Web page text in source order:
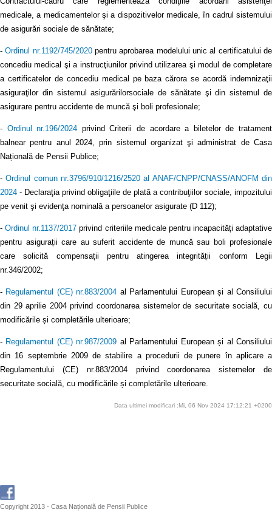
medicale, a medicamentelor şi a dispozitivelor medicale, în cadrul sistemului
de asigurări sociale de sănătate;
-Ordinul nr.1192/745/2020pentru aprobarea modelului unic al certificatului de
concediu medical şi a instrucţiunilor privind utilizarea şi modul de completare
a certificatelor de concediu medical pe baza cărora se acordă indemnizaţii
asiguraţilor din sistemul asigurărilorsociale de sănătate şi din sistemul de
asigurare pentru accidente de muncă şi boli profesionale;
- Ordinul nr.196/2024 privind Criterii de acordare a biletelor de tratament
balnear pentru anul 2024, prin sistemul organizat şi administrat de Casa
Națională de Pensii Publice;
-Ordinul comun nr.3796/910/1216/2520 al ANAF/CNPP/CNASS/ANOFM din
2024 - Declaraţia privind obligaţiile de plată a contribuţiilor sociale, impozitului
pe venit şi evidenţa nominală a persoanelor asigurate (D 112);
-Ordinul nr.1137/2017 privind criteriile medicale pentru incapacități adaptative
pentru asigurații care au suferit accidente de muncă sau boli profesionale
care solicită compensații pentru atingerea integrității conform Legii
nr.346/2002;
- Regulamentul (CE) nr.883/2004 al Parlamentului European și al Consiliului
din 29 aprilie 2004 privind coordonarea sistemelor de securitate socială, cu
modificările și completările ulterioare;
- Regulamentul (CE) nr.987/2009 al Parlamentului European și al Consiliului
din 16 septembrie 2009 de stabilire a procedurii de punere în aplicare a
Regulamentului (CE) nr.883/2004 privind coordonarea sistemelor de
securitate socială, cu modificările și completările ulterioare.
Data ultimei modificari :Mi, 06 Nov 2024 17:12:21 +0200
Copyright 2013 - Casa Națională de Pensii Publice